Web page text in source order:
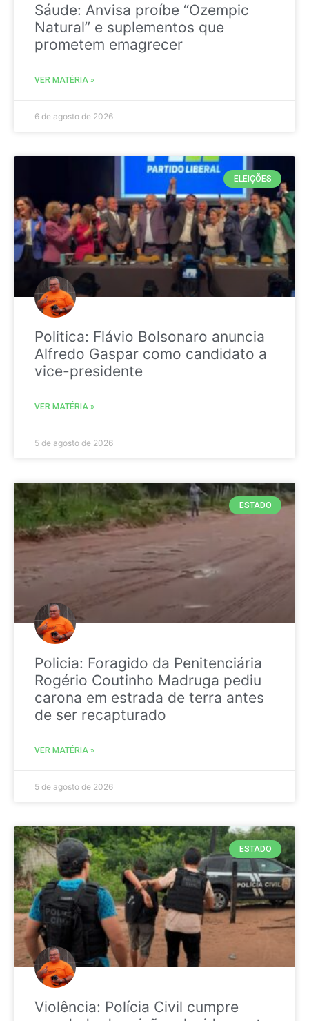
Sáude: Anvisa proíbe “Ozempic
Natural” e suplementos que
prometem emagrecer
VER MATÉRIA »
6 de agosto de 2026
ELEIÇÕES
Politica: Flávio Bolsonaro anuncia
Alfredo Gaspar como candidato a
vice-presidente
VER MATÉRIA »
5 de agosto de 2026
ESTADO
Policia: Foragido da Penitenciária
Rogério Coutinho Madruga pediu
carona em estrada de terra antes
de ser recapturado
VER MATÉRIA »
5 de agosto de 2026
ESTADO
Violência: Polícia Civil cumpre